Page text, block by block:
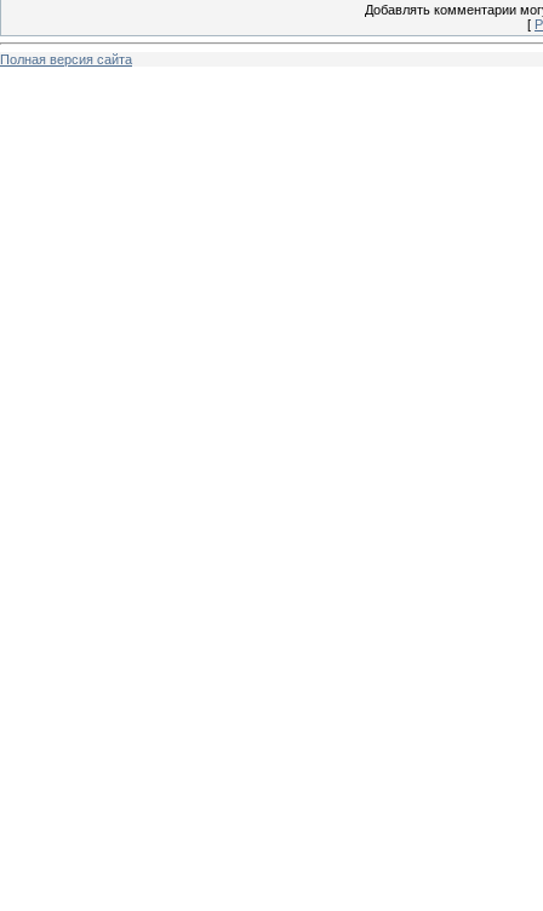
Добавлять комментарии
[
Полная версия сайта